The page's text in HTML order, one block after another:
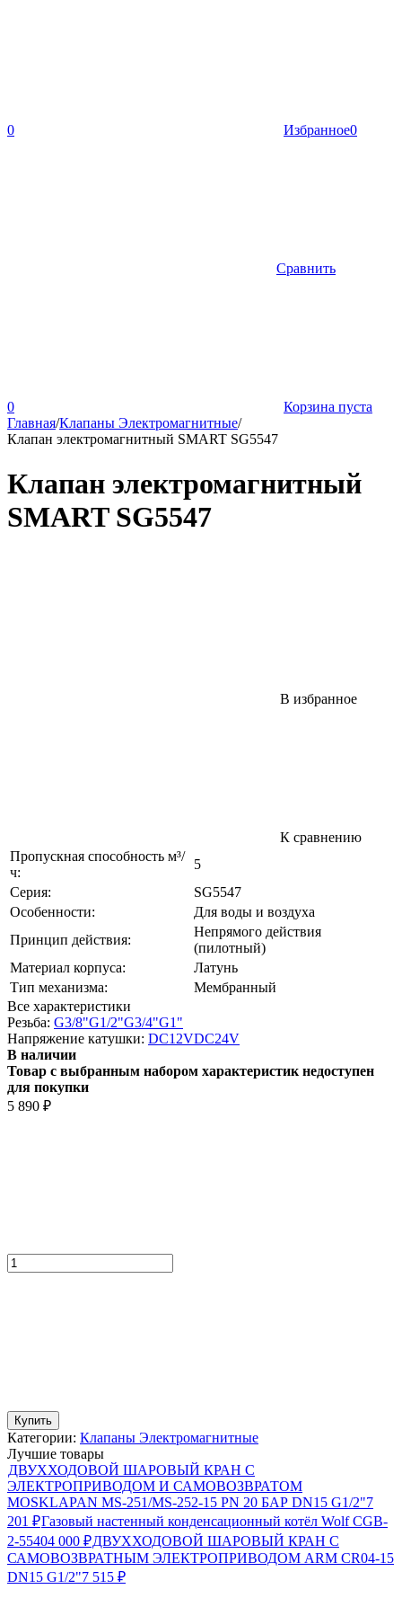
0 Избранное0
Сравнить
0
Корзина пуста
Главная/Клапаны Электромагнитные/
Клапан электромагнитный SMART SG5547
Клапан электромагнитный
SMART SG5547
В избранное
К сравнению
Пропускная способность м³/
ч:
5
Серия:
SG5547
Особенности:
Для воды и воздуха
Принцип действия:
Непрямого действия
(пилотный)
Материал корпуса:
Латунь
Тип механизма:
Мембранный
Все характеристики
Резьба: G3/8"G1/2"G3/4"G1"
Напряжение катушки: DC12VDC24V
В наличии
Товар с выбранным набором характеристик недоступен
для покупки
5 890 ₽
Купить
Категории: Клапаны Электромагнитные
Лучшие товары
ДВУХХОДОВОЙ ШАРОВЫЙ КРАН С
ЭЛЕКТРОПРИВОДОМ И САМОВОЗВРАТОМ
MOSKLAPAN MS-251/MS-252-15 PN 20 БАР DN15 G1/2"7
201 ₽Газовый настенный конденсационный котёл Wolf CGB-
2-55404 000 ₽ДВУХХОДОВОЙ ШАРОВЫЙ КРАН С
САМОВОЗВРАТНЫМ ЭЛЕКТРОПРИВОДОМ ARM CR04-15
DN15 G1/2"7 515 ₽